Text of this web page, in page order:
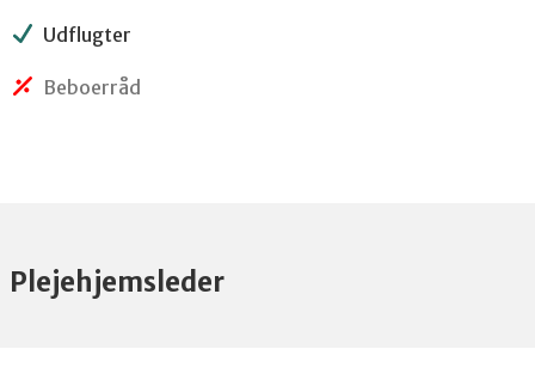
Udflugter
Beboerråd
Plejehjemsleder